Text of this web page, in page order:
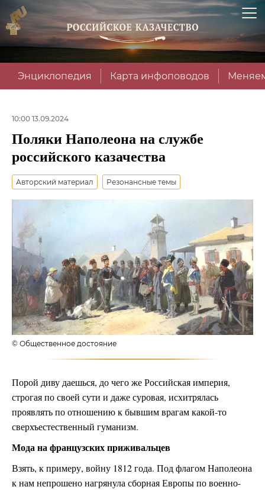
Энциклопедия Карта инфоповодов
10:00 13.09.2024
Поляки Наполеона на службе
российского казачества
Авторский материал Резонансные темы
© Общественное достояние
Порой диву даешься, до чего же Российская империя,
строгая по своей сути и даже суровая, исхитрялась
проявлять по отношению к бывшим врагам какой-то
сверхъестественный гуманизм.
Мода на французских приживальцев
Взять, к примеру, войну 1812 года. Под флагом Наполеона
к нам непрошено нагрянула сборная Европы по военно-